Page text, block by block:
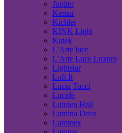
Jupiter
Kemar
Kichler
KINK Light
Kutek
L'Arte luce
L'Arte Luce Luxury
Lightstar
Loft It
Lucia Tucci
Lucide
Lumien Hall
Lumina Deco
Luminex